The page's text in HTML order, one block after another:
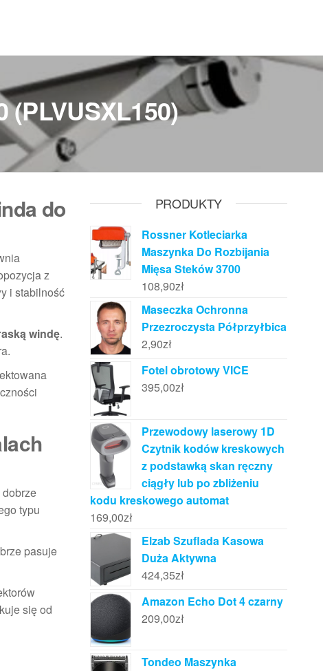
do
z
i stabilność
windę.
typu
pasuje
się od
PRODUKTY
Rossner Kotleciarka
Maszynka Do Rozbijania
Mięsa Steków 3700
108,90zł
Maseczka Ochronna
Przezroczysta Półprzyłbica
2,90zł
Fotel obrotowy VICE
395,00zł
Przewodowy laserowy 1D
Czytnik kodów kreskowych
z podstawką skan ręczny
ciągły lub po zbliżeniu
kodu kreskowego automat
169,00zł
Elzab Szuflada Kasowa
Duża Aktywna
424,35zł
Amazon Echo Dot 4 czarny
209,00zł
Tondeo Maszynka